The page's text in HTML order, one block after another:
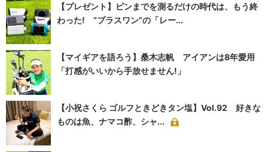
【プレゼント】ピンまでを測るだけの時代は、もう終
わった! “プラスワン”の「レー...
【マイギアを語ろう】桑木志帆 アイアンは8年愛用
「打感がいいから手放せません!」
【小祝さくら ゴルフときどきタン塩】Vol.92 好きな
ものは魚、ナマコ酢、シャ...